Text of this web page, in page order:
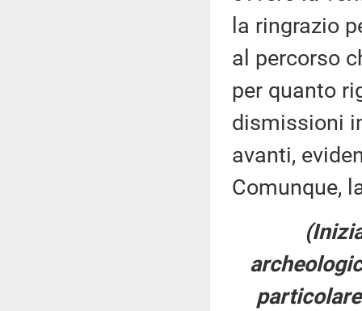
la ringrazio
al percorso
per quanto
dismissioni
avanti,
Comunque,